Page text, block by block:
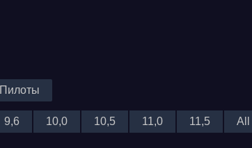
Пилоты
9,6 10,0 10,5 11,0 11,5 All